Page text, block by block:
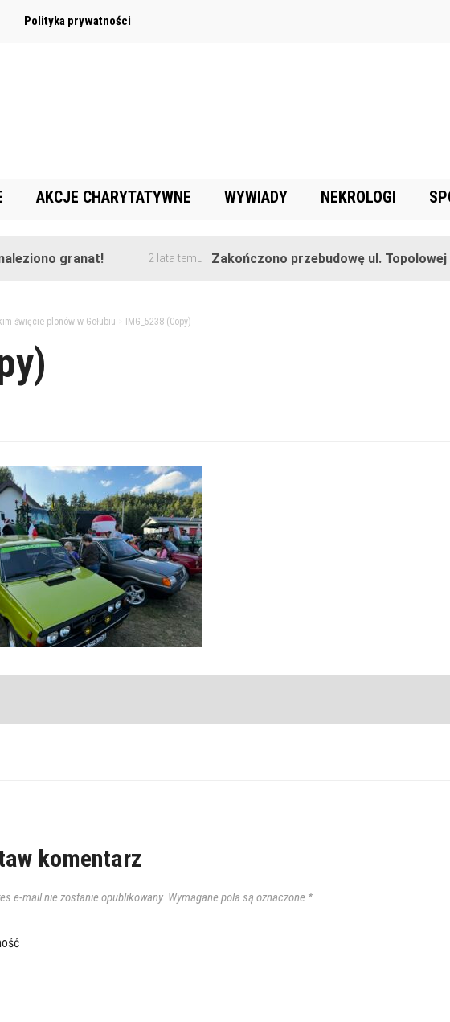
Polityka prywatności
AKCJE CHARYTATYWNE WYWIADY NEKROLOGI
granat! 2 lata temu Zakończono przebudowę ul. Topolowej w
święcie plonów w Gołubiu IMG_5238 (Copy)
komentarz
e-mail nie zostanie opublikowany. Wymagane pola są oznaczone *